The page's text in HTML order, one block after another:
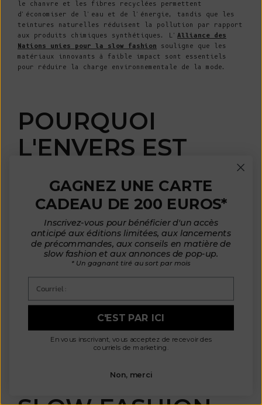
le chanvre et les fibres recyclées permettent
d'économiser de l'eau et de l'énergie, tandis que les
teintures naturelles réduisent la pollution par rapport
aux produits chimiques synthétiques. L' Alliance des
Nations unies pour la slow fashion souligne que les
matériaux innovants à faible impact sont essentiels
pour réduire la charge environnementale de la mode.
POURQUOI
L'ENVERS EST
VOTRE
PARTENAIRE EN
MATIÈRE DE
SLOW FASHION
fashion par l'utilisation de
intemporels. Choisir L'Envers, c'est soutenir une
marque qui réduit l'impact sur l'environnement tout en
POURQUOI LA
GAGNEZ UNE CARTE
CADEAU DE 200 EUROS*
Inscrivez-vous pour bénéficier d'un accès
anticipé aux éditions limitées, aux lancements
de précommandes, aux conseils en matière de
slow fashion et aux annonces de pop-up.
* Un gagnant tiré au sort par mois
C'EST PAR ICI
En vous inscrivant, vous acceptez de recevoir des
courriels de marketing.
Non, merci